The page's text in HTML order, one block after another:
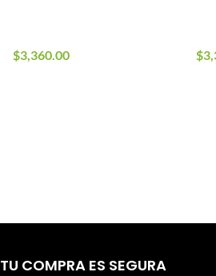
$3,360.00 $
TU COMPRA ES SEGURA